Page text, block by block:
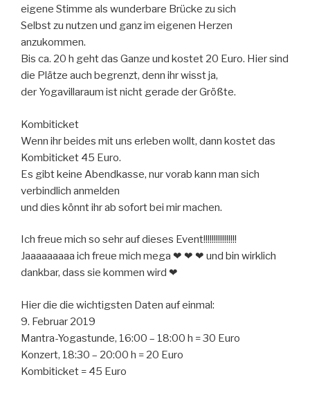
eigene Stimme als wunderbare Brücke zu sich
Selbst zu nutzen und ganz im eigenen Herzen
anzukommen.
Bis ca. 20 h geht das Ganze und kostet 20 Euro. Hier sind
die Plätze auch begrenzt, denn ihr wisst ja,
der Yogavillaraum ist nicht gerade der Größte.
Kombiticket
Wenn ihr beides mit uns erleben wollt, dann kostet das
Kombiticket 45 Euro.
Es gibt keine Abendkasse, nur vorab kann man sich
verbindlich anmelden
und dies könnt ihr ab sofort bei mir machen.
Ich freue mich so sehr auf dieses Event!!!!!!!!!!!!!!!!
Jaaaaaaaaa ich freue mich mega ❤ ❤ ❤ und bin wirklich
dankbar, dass sie kommen wird ❤
Hier die die wichtigsten Daten auf einmal:
9. Februar 2019
Mantra-Yogastunde, 16:00 – 18:00 h = 30 Euro
Konzert, 18:30 – 20:00 h = 20 Euro
Kombiticket = 45 Euro